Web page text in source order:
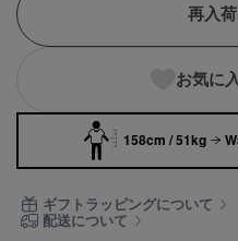
Beyond Closet
ビヨンドクローゼット
カルバン・クライン
CELFORD
célon
再入
お気に
158cm / 51kg
ギフトラッピングについて
配送について